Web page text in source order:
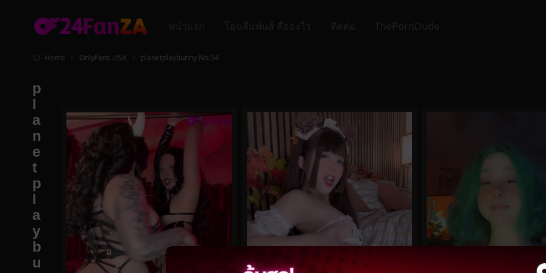
Home OnlyFans USA planetplaybunny No.54
p
l
a
n
e
t
p
l
a
y
b
u